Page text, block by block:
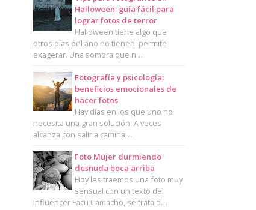
Halloween: guía fácil para
lograr fotos de terror
Halloween tiene algo que
otros días del año no tienen: permite
exagerar. Una sombra que n…
Fotografía y psicología:
beneficios emocionales de
hacer fotos
Hay días en los que uno no
necesita una gran solución. A veces
alcanza con salir a camina…
Foto Mujer durmiendo
desnuda boca arriba
Hoy les traemos una foto muy
sensual con un texto del
influencer Facu Camacho, se trata d…